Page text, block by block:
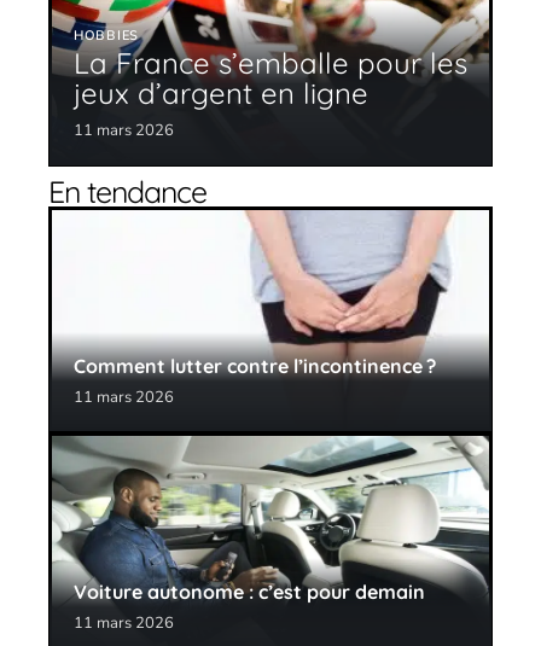
HOBBIES
La France s’emballe pour les
jeux d’argent en ligne
11 mars 2026
En tendance
Comment lutter contre l’incontinence ?
11 mars 2026
Voiture autonome : c’est pour demain
11 mars 2026